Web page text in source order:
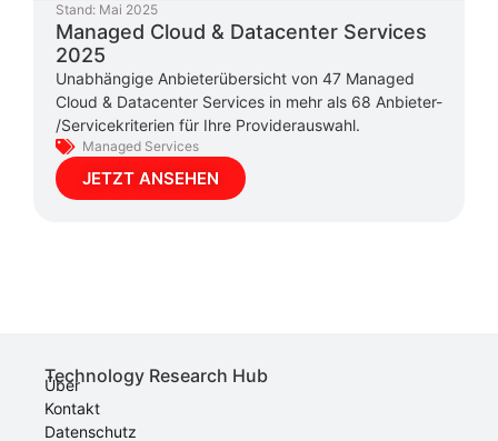
Stand: Mai 2025
Managed Cloud & Datacenter Services
2025
Unabhängige Anbieterübersicht von 47 Managed
Cloud & Datacenter Services in mehr als 68 Anbieter-
/Servicekriterien für Ihre Providerauswahl.
Managed Services
JETZT ANSEHEN
Technology Research Hub
Über
Kontakt
Datenschutz